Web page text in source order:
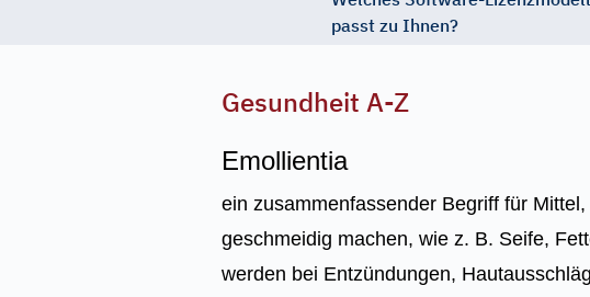
passt zu Ihnen?
Gesundheit A-Z
Emollientia
ein zusammenfassender Begriff für
geschmeidig machen, wie z. B. Seife,
werden bei Entzündungen,